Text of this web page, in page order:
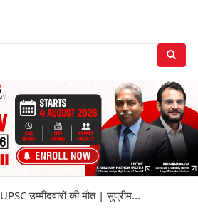
UPSC उम्मीदवारों की मौत | सुप्रीम...